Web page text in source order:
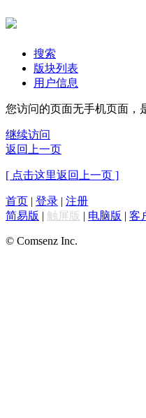
搜索
版块列表
用户信息
您访问的页面无手机页面，
继续访问
返回上一页
[ 点击这里返回上一页 ]
首页 | 登录 | 注册
简易版 | 触屏版 | 电脑版 | 客
© Comsenz Inc.